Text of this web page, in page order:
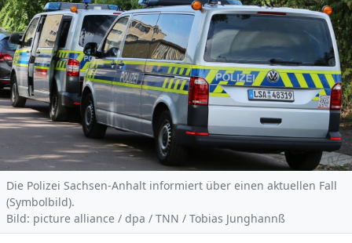
Die Polizei Sachsen-Anhalt informiert über einen aktuellen Fall
(Symbolbild).
Bild: picture alliance / dpa / TNN / Tobias Junghannß